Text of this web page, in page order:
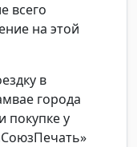
всего
на этой
в
города
покупке у